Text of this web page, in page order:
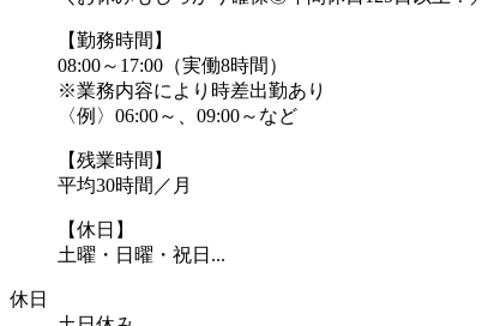
【勤務時間】
08:00～17:00（実働8時間）
※業務内容により時差出勤あり
〈例〉06:00～、09:00～など
【残業時間】
平均30時間／月
【休日】
土曜・日曜・祝日...
休日